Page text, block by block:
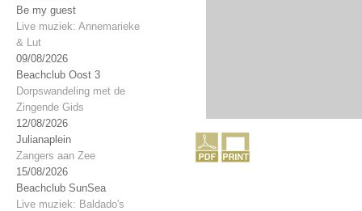
Be my guest
Live muziek: Annemarieke
& Lut
09/08/2026
Beachclub Oost 3
Dorpswandeling met de
Zingende Gids
12/08/2026
Julianaplein
Zangers aan Zee
15/08/2026
Beachclub SunSea
Live muziek: Baldado's